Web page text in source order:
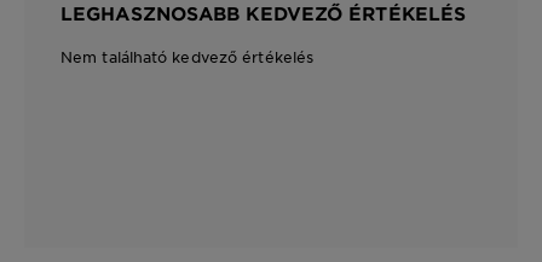
LEGHASZNOSABB KEDVEZŐ ÉRTÉKELÉS
Nem található kedvező értékelés